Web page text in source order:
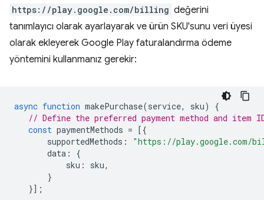
https://play.google.com/billing değerini
tanımlayıcı olarak ayarlayarak ve ürün SKU'sunu veri üyesi
olarak ekleyerek Google Play faturalandırma ödeme
yöntemini kullanmanız gerekir:
async function makePurchase(service, sku)
{
// Define the preferred payment method and item
const paymentMethods = [{
supportedMethods :
"https://play.google.com/
data :
{
sku : sku,
}
}];